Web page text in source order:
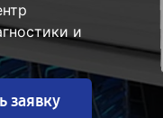
и
заявку